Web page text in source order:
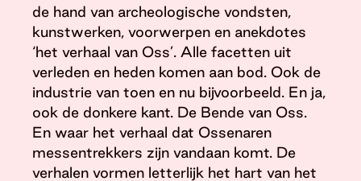
de hand van archeologische vondsten,
kunstwerken, voorwerpen en anekdotes
‘het verhaal van Oss’. Alle facetten uit
verleden en heden komen aan bod. Ook de
industrie van toen en nu bijvoorbeeld. En ja,
ook de donkere kant. De Bende van Oss.
En waar het verhaal dat Ossenaren
messentrekkers zijn vandaan komt. De
verhalen vormen letterlijk het hart van het